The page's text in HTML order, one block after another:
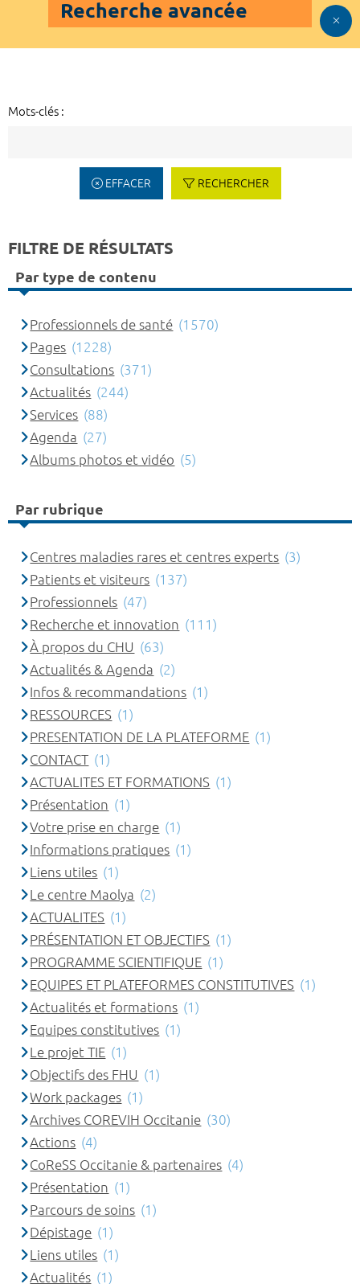
Recherche avancée
Mots-clés :
EFFACER RECHERCHER
FILTRE DE RÉSULTATS
Par type de contenu
Professionnels de santé (1570)
Pages (1228)
Consultations (371)
Actualités (244)
Services (88)
Agenda (27)
Albums photos et vidéo (5)
Par rubrique
Centres maladies rares et centres experts (3)
Patients et visiteurs (137)
Professionnels (47)
Recherche et innovation (111)
À propos du CHU (63)
Actualités & Agenda (2)
Infos & recommandations (1)
RESSOURCES (1)
PRESENTATION DE LA PLATEFORME (1)
CONTACT (1)
ACTUALITES ET FORMATIONS (1)
Présentation (1)
Votre prise en charge (1)
Informations pratiques (1)
Liens utiles (1)
Le centre Maolya (2)
ACTUALITES (1)
PRÉSENTATION ET OBJECTIFS (1)
PROGRAMME SCIENTIFIQUE (1)
EQUIPES ET PLATEFORMES CONSTITUTIVES (1)
Actualités et formations (1)
Equipes constitutives (1)
Le projet TIE (1)
Objectifs des FHU (1)
Work packages (1)
Archives COREVIH Occitanie (30)
Actions (4)
CoReSS Occitanie & partenaires (4)
Présentation (1)
Parcours de soins (1)
Dépistage (1)
Liens utiles (1)
Actualités (1)